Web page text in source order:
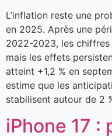
L’inflation reste une
en 2025. Après une
2022-2023, les
mais les effets
atteint +1,2 % en
estime que les
stabilisent autour de 2
iPhone 17 :